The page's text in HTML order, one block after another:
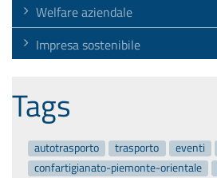
Welfare aziendale
Impresa sostenibile
Tags
autotrasporto trasporto eventi
confartigianato-piemonte-orientale